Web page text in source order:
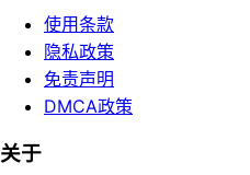
使用条款
隐私政策
免责声明
DMCA政策
关于